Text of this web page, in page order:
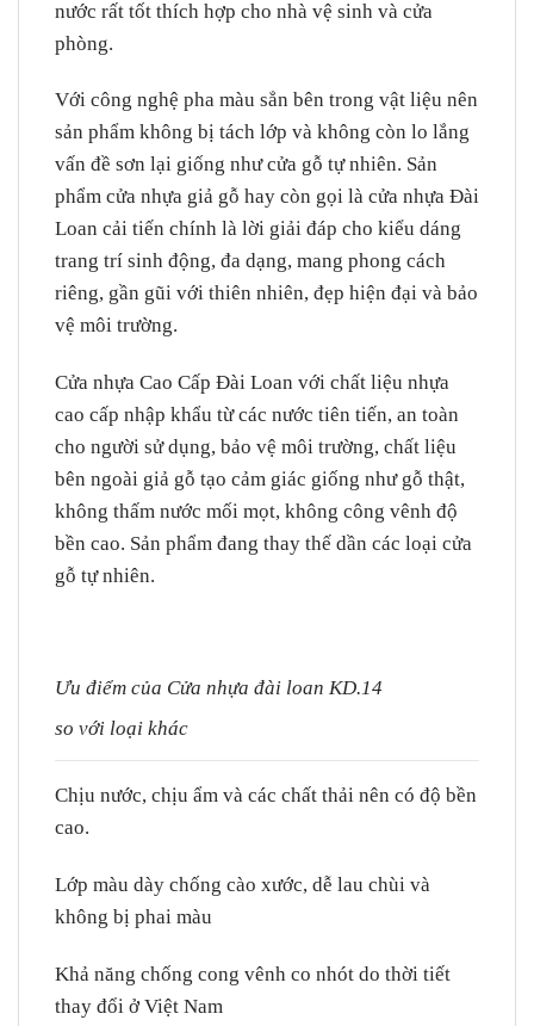
nước rất tốt thích hợp cho nhà vệ sinh và cửa
phòng.
Với công nghệ pha màu sẳn bên trong vật liệu nên
sản phẩm không bị tách lớp và không còn lo lắng
vấn đề sơn lại giống như cửa gỗ tự nhiên. Sản
phẩm cửa nhựa giả gỗ hay còn gọi là cửa nhựa Đài
Loan cải tiến chính là lời giải đáp cho kiểu dáng
trang trí sinh động, đa dạng, mang phong cách
riêng, gần gũi với thiên nhiên, đẹp hiện đại và bảo
vệ môi trường.
Cửa nhựa Cao Cấp Đài Loan với chất liệu nhựa
cao cấp nhập khẩu từ các nước tiên tiến, an toàn
cho người sử dụng, bảo vệ môi trường, chất liệu
bên ngoài giả gỗ tạo cảm giác giống như gỗ thật,
không thấm nước mối mọt, không công vênh độ
bền cao. Sản phẩm đang thay thế dần các loại cửa
gỗ tự nhiên.
Ưu điểm của Cửa nhựa đài loan KD.14
so với loại khác
Chịu nước, chịu ẩm và các chất thải nên có độ bền
cao.
Lớp màu dày chống cào xước, dễ lau chùi và
không bị phai màu
Khả năng chống cong vênh co nhót do thời tiết
thay đổi ở Việt Nam